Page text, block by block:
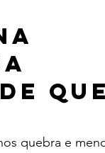
quebra e